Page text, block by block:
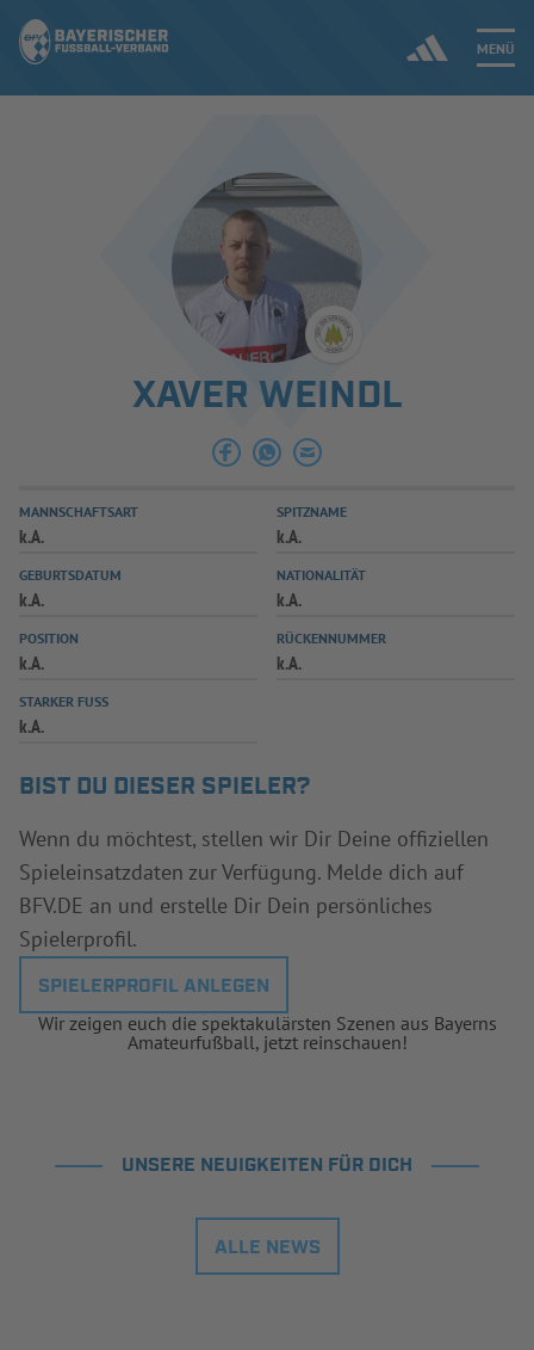
MENÜ
ERGEBNISSE & WETTBEWERBE
SPIELBETRIEB & VERBANDSLEBEN
AUSBILDUNG & FÖRDERUNG
SPIELPLUS
XAVER WEINDL
MANNSCHAFTSART
k.A.
SPITZNAME
k.A.
GEBURTSDATUM
k.A.
NATIONALITÄT
k.A.
POSITION
k.A.
RÜCKENNUMMER
k.A.
STARKER FUSS
k.A.
BIST DU DIESER SPIELER?
Wenn du möchtest, stellen wir Dir Deine offiziellen
Spieleinsatzdaten zur Verfügung. Melde dich auf
BFV.DE an und erstelle Dir Dein persönliches
Spielerprofil.
SPIELERPROFIL ANLEGEN
Wir zeigen euch die spektakulärsten Szenen aus Bayerns
Amateurfußball, jetzt reinschauen!
UNSERE NEUIGKEITEN FÜR DICH
ALLE NEWS